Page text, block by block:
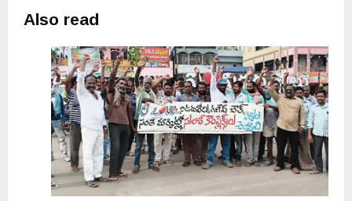
Also read